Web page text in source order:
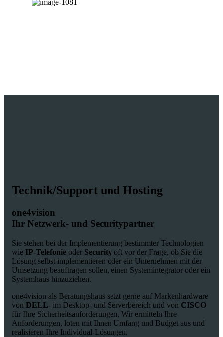
Technik/Support und Hosting
one4vision
Ihr Netzwerk- und Securitypartner
Sie stehen bei der Implementierung bestimmter Technologien
wie IP-Telefonie oder Security oft vor der Frage, ob Sie die
Lösung selbst implementieren oder ein Unternehmen mit der
Umsetzung beauftragen sollen, einen Systemintegrator oder ein
Systemhaus hinzuziehen.
one4vision als Beratungshaus setzt gerne auf Markenhardware
von DELL- im Desktop- und Serverbereich und von CISCO
für Ihre Sicherheitsanforderungen. Wir ermitteln Ihre
Anforderungen, loten mit Ihnen Umfang und Budget aus und
realisieren Ihre Individual-Lösungen.